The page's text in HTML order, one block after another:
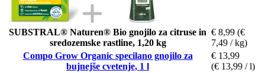
SUBSTRAL® Naturen® Bio gnojilo za citruse in
sredozemske rastline, 1,20 kg
€ 8,99 (€
7,49 / kg)
Compo Grow Organic specilano gnojilo za
bujnejše cvetenje, 1 l
€ 13,99
(€ 13,99 / l)